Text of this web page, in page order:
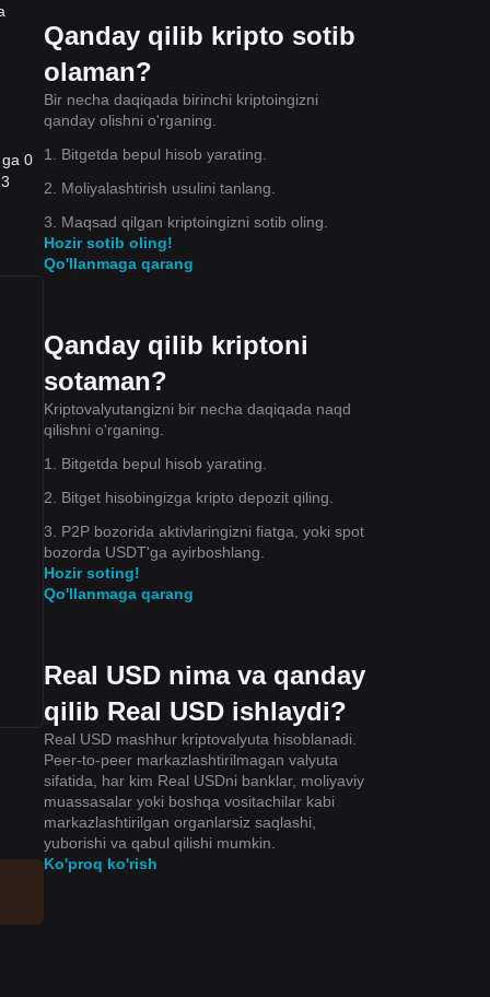
0
Qanday qilib kripto sotib
olaman?
Bir necha daqiqada birinchi kriptoingizni
qanday olishni o'rganing.
1. Bitgetda bepul hisob yarating.
2. Moliyalashtirish usulini tanlang.
3. Maqsad qilgan kriptoingizni sotib oling.
Hozir sotib oling!
Qo'llanmaga qarang
Qanday qilib kriptoni
sotaman?
Kriptovalyutangizni bir necha daqiqada naqd
qilishni o'rganing.
1. Bitgetda bepul hisob yarating.
2. Bitget hisobingizga kripto depozit qiling.
3. P2P bozorida aktivlaringizni fiatga, yoki spot
bozorda USDT'ga ayirboshlang.
Hozir soting!
Qo'llanmaga qarang
Real USD nima va qanday
qilib Real USD ishlaydi?
Real USD mashhur kriptovalyuta hisoblanadi.
Peer-to-peer markazlashtirilmagan valyuta
sifatida, har kim Real USDni banklar, moliyaviy
muassasalar yoki boshqa vositachilar kabi
markazlashtirilgan organlarsiz saqlashi,
yuborishi va qabul qilishi mumkin.
Ko'proq ko'rish